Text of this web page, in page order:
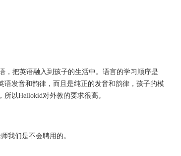
把英语融入到孩子的生活中。语言的学习顺序是
发音和韵律，而且是纯正的发音和韵律，孩子的模
所以Hellokid对外教的要求很高。
我们是不会聘用的。